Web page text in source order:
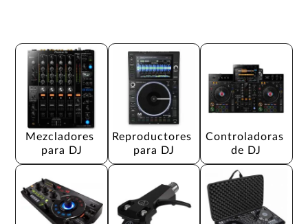
Mezcladores
para DJ
Reproductores
para DJ
Controladoras
de DJ